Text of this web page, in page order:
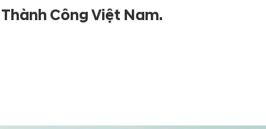
Công Việt Nam.